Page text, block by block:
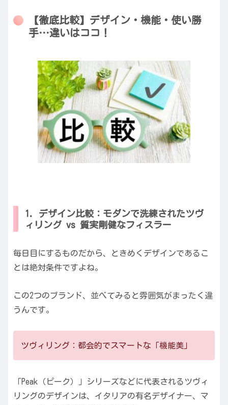
【徹底比較】デザイン・機能・使い勝
手…違いはココ！
1. デザイン比較：モダンで洗練されたツヴ
ィリング vs 質実剛健なフィスラー
毎日目にするものだから、ときめくデザインであるこ
とは絶対条件ですよね。
この2つのブランド、並べてみると雰囲気がまったく違
うんです。
ツヴィリング：都会的でスマートな「機能美」
「Peak（ピーク）」シリーズなどに代表されるツヴィ
リングのデザインは、イタリアの有名デザイナー、マ